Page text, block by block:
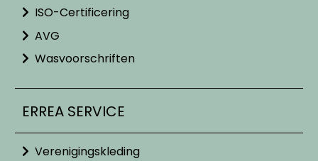
ISO-Certificering
AVG
Wasvoorschriften
ERREA SERVICE
Verenigingskleding